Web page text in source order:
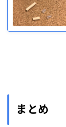
まとめ